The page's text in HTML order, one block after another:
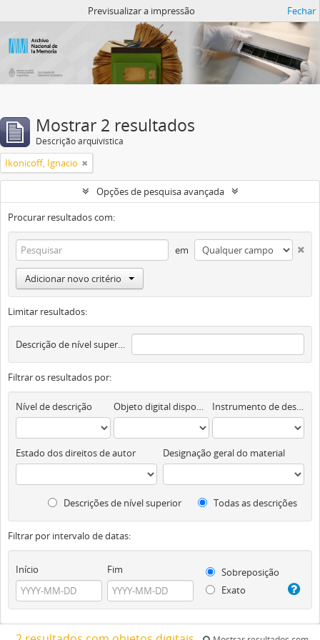
Previsualizar a impressão Fechar
Mostrar 2 resultados
Descrição arquivística
Ikonicoff, Ignacio
Opções de pesquisa avançada
Procurar resultados com:
em
Adicionar novo critério
Limitar resultados:
Descrição de nível superior
Filtrar os resultados por:
Nível de descrição Objeto digital disponível Instrumento de descrição documental
Estado dos direitos de autor Designação geral do material
Descrições de nível superior Todas as descrições
Filtrar por intervalo de datas:
Início Fim
Sobreposição
Exato